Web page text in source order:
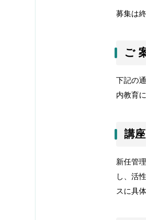
募集は
ご
下記の通
内教育
講
新任管
し、活
スに具